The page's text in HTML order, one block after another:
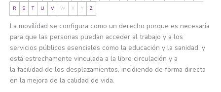
R S T U V W X Y Z
La movilidad se configura como un derecho porque es necesaria
para que las personas puedan acceder al trabajo y a los
servicios públicos esenciales como la educación y la sanidad, y
está estrechamente vinculada a la libre circulación y a
la facilidad de los desplazamientos, incidiendo de forma directa
en la mejora de la calidad de vida.